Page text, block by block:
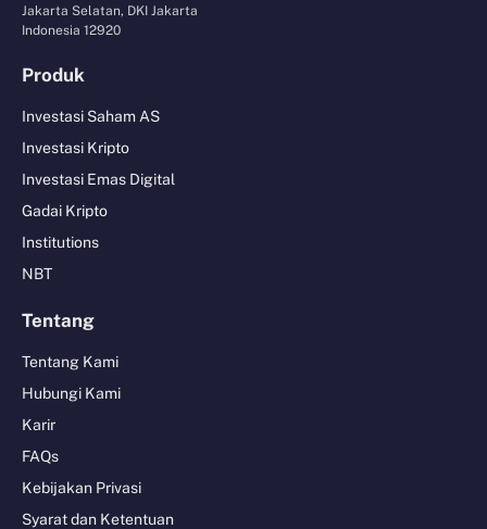
Jakarta Selatan, DKI Jakarta
Indonesia 12920
Produk
Investasi Saham AS
Investasi Kripto
Investasi Emas Digital
Gadai Kripto
Institutions
NBT
Tentang
Tentang Kami
Hubungi Kami
Karir
FAQs
Kebijakan Privasi
Syarat dan Ketentuan